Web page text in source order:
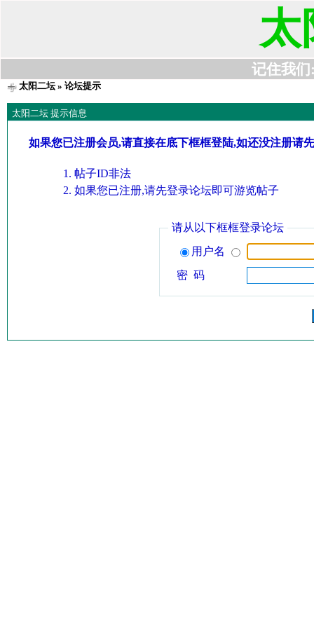
太
记住我们
太阳二坛» 论坛提示
太阳二坛 提示信息
如果您已注册会员,请直接在底下框框登陆,如还没注册请
帖子ID非法
如果您已注册,请先登录论坛即可游览帖子
请从以下框框登录论坛
用户名
密 码